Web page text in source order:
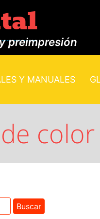
preimpresión
Y MANUALES